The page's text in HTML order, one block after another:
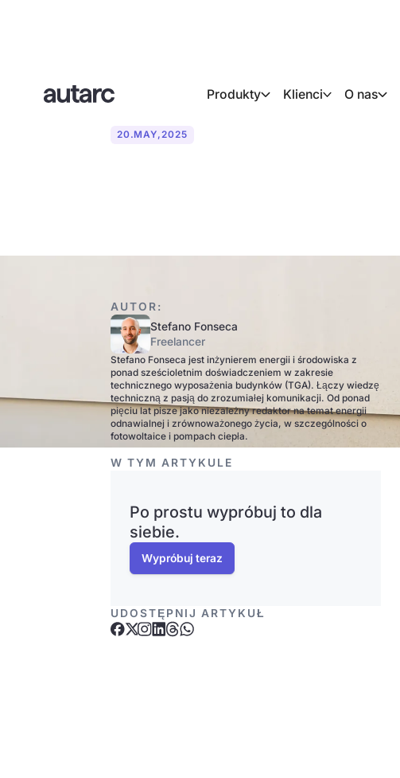
Produkty Klienci O nas
20.MAY,2025
AUTOR:
Stefano Fonseca
Freelancer
Stefano Fonseca jest inżynierem energii i środowiska z
ponad sześcioletnim doświadczeniem w zakresie
technicznego wyposażenia budynków (TGA). Łączy wiedzę
techniczną z pasją do zrozumiałej komunikacji. Od ponad
pięciu lat pisze jako niezależny redaktor na temat energii
odnawialnej i zrównoważonego życia, w szczególności o
fotowoltaice i pompach ciepła.
W TYM ARTYKULE
Po prostu wypróbuj to dla
siebie.
Wypróbuj teraz
UDOSTĘPNIJ ARTYKUŁ